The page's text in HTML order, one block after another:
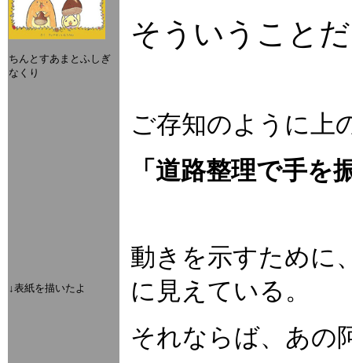
ちんとすあまとふしぎ
なくり
↓表紙を描いたよ
そういうこと
ご存知のように上
「道路整理で手を
動きを示すために
に見えている。
それならば、あの